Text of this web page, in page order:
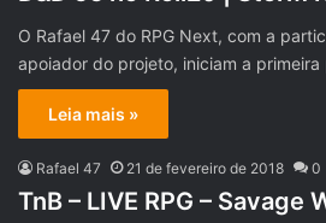
O Rafael 47 do RPG Next, com a
apoiador do projeto, iniciam a
Leia mais »
Rafael 47 21 de fevereiro de 2018 0
TnB – LIVE RPG – Savage